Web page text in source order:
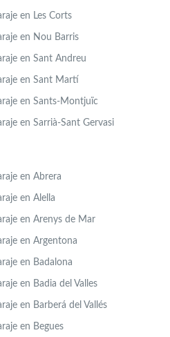
en Les Corts
en Nou Barris
en Sant Andreu
en Sant Martí
en Sants-Montjuïc
en Sarrià-Sant Gervasi
enAbrera
enAlella
en Arenys de Mar
en Argentona
en Badalona
en Badia del Valles
en Barberá del Vallés
en Begues